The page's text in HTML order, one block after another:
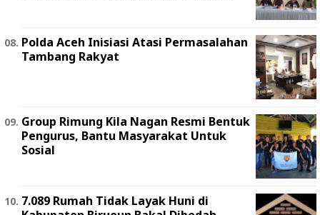
Polda Aceh Inisiasi Atasi Permasalahan
Tambang Rakyat
Group Rimung Kila Nagan Resmi Bentuk
Pengurus, Bantu Masyarakat Untuk
Sosial
7.089 Rumah Tidak Layak Huni di